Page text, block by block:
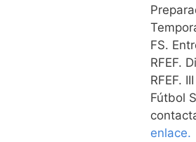
FS.
RFEF.
RFEF.
Fútbol
enlace.